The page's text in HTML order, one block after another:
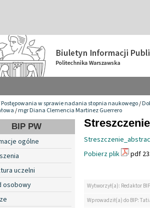
Postępowania w sprawie nadania stopnia naukowego/
/mgr Diana Clemencia Martinez Guerrero
BIP PW
ogólne
uczelni
osobowy
Pobierz plik
pdf
Wytworzył(a): Redaktor BIP
Wprowadził(a) do BIP: